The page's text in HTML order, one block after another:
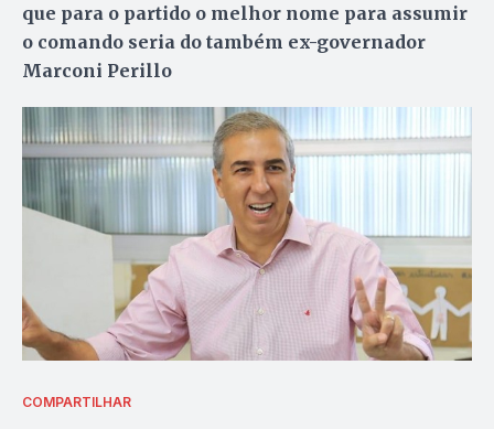
que para o partido o melhor nome para assumir
o comando seria do também ex-governador
Marconi Perillo
COMPARTILHAR